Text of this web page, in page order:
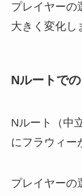
プレイヤーの
大きく変化し
Nルートで
Nルート（中
にフラウィー
プレイヤーの